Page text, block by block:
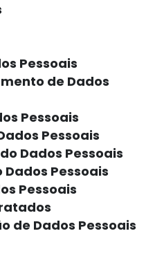
Pessoais
de Dados
Pessoais
Pessoais
Dados Pessoais
Pessoais
Pessoais
de Dados Pessoais